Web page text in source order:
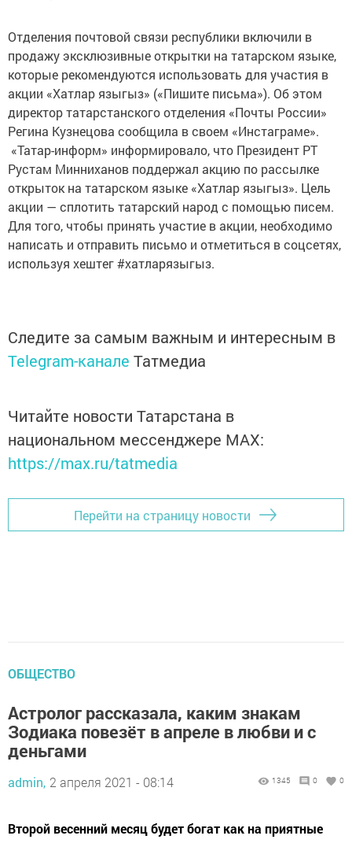
Отделения почтовой связи республики включили в
продажу эксклюзивные открытки на татарском языке,
которые рекомендуются использовать для участия в
акции «Хатлар языгыз» («Пишите письма»). Об этом
директор татарстанского отделения «Почты России»
Регина Кузнецова сообщила в своем «Инстаграме».
«Татар-информ» информировало, что Президент РТ
Рустам Минниханов поддержал акцию по рассылке
открыток на татарском языке «Хатлар языгыз». Цель
акции — сплотить татарский народ с помощью писем.
Для того, чтобы принять участие в акции, необходимо
написать и отправить письмо и отметиться в соцсетях,
используя хештег #хатларязыгыз.
Следите за самым важным и интересным в
Telegram-канале Татмедиа
Читайте новости Татарстана в
национальном мессенджере MАХ:
https://max.ru/tatmedia
Перейти на страницу новости
ОБЩЕСТВО
Астролог рассказала, каким знакам
Зодиака повезёт в апреле в любви и с
деньгами
admin, 2 апреля 2021 - 08:14 1345 0 0
Второй весенний месяц будет богат как на приятные